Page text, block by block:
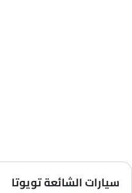
سيارات الشائعة تويوتا